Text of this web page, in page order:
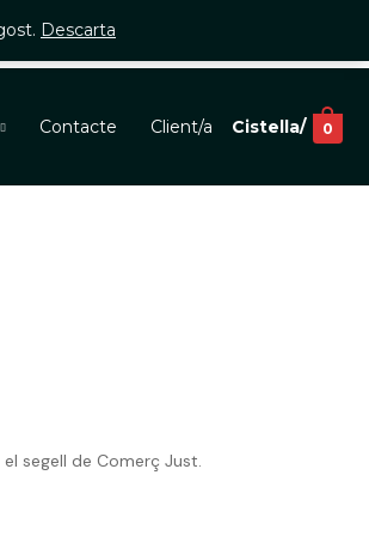
Descarta
Contacte Client/a Cistella/ 0
segell de Comerç Just.